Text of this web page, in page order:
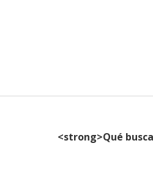
<strong>Qué